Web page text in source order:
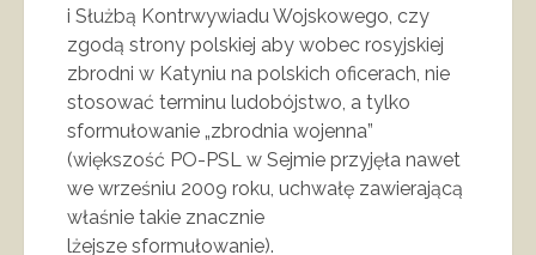
i Służbą Kontrwywiadu Wojskowego, czy
zgodą strony polskiej aby wobec rosyjskiej
zbrodni w Katyniu na polskich oficerach, nie
stosować terminu ludobójstwo, a tylko
sformułowanie „zbrodnia wojenna”
(większość PO-PSL w Sejmie przyjęła nawet
we wrześniu 2009 roku, uchwałę zawierającą
właśnie takie znacznie
lżejsze sformułowanie).